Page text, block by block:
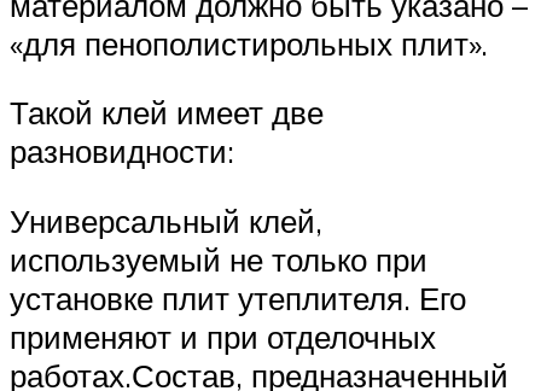
«для пенополистирольных плит».
Такой клей имеет две
разновидности:
Универсальный клей,
используемый не только при
установке плит утеплителя. Его
применяют и при отделочных
работах.Состав, предназначенный